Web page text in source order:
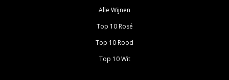
Alle Wijnen
Top 10 Rosé
Top 10 Rood
Top 10 Wit